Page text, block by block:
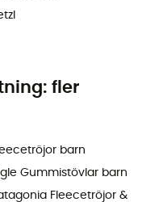
fler
barn
Gummistövlar barn
Fleecetröjor &